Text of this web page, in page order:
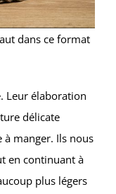
dans ce format
Leur élaboration
délicate
manger. Ils nous
en continuant à
plus légers